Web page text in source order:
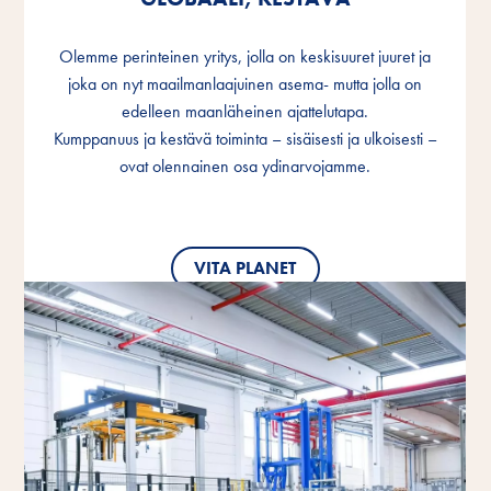
Olemme perinteinen yritys, jolla on keskisuuret juuret ja
joka on nyt maailmanlaajuinen asema- mutta jolla on
edelleen maanläheinen ajattelutapa.
Kumppanuus ja kestävä toiminta – sisäisesti ja ulkoisesti –
ovat olennainen osa ydinarvojamme.
VITA PLANET
Olemme perinteinen yritys, jolla on keskisuuret juuret ja
joka on nyt maailmanlaajuinen asema- mutta jolla on
edelleen maanläheinen ajattelutapa.
Kumppanuus ja kestävä toiminta – sisäisesti ja ulkoisesti –
ovat olennainen osa ydinarvojamme.
VITA PLANET
Olemme perinteinen yritys, jolla on keskisuuret juuret ja
joka on nyt maailmanlaajuinen asema- mutta jolla on
edelleen maanläheinen ajattelutapa.
Kumppanuus ja kestävä toiminta – sisäisesti ja ulkoisesti –
ovat olennainen osa ydinarvojamme.
VITA PLANET